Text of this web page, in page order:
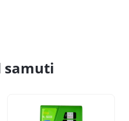
samuti